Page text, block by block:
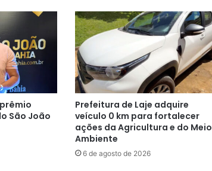
São João
Prefeitura de Laje adquire
veículo 0 km para fortalecer
ações da Agricultura e do Meio
Ambiente
6 de agosto de 2026